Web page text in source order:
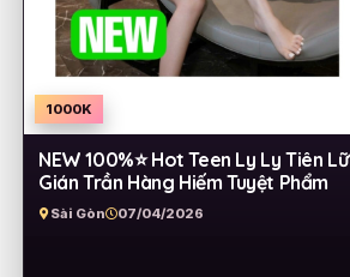
1000K
NEW 100%⭐ Hot Teen Ly Ly Tiên Lữ
Gián Trần Hàng Hiếm Tuyệt Phẩm
Sài Gòn 07/04/2026